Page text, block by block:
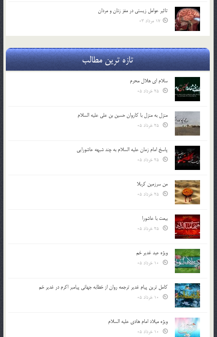
تاثیر عوامل زيستي در مغز زنان و مردان
17 مرداد 03
تازه ترین مطالب
سلام ای هلال محرم
منزل به منزل با کاروان حسین بن علی علیه السلام
پاسخ امام زمان علیه السلام به چند شبهه عاشورایی
من سرزمین کربلا
بیعت با عاشورا
ویژه عید غدیر خم
کامل ترین پیام غدیر ترجمه روان از خطابه جهانی پیامبر اکرم در غدیر خم
ویژه میلاد امام هادی علیه السلام